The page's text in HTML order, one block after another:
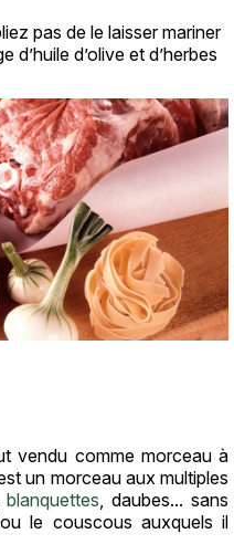
pas de le laisser mariner
d’huile d’olive et d’herbes
vendu comme morceau à
un morceau aux multiples
blanquettes , daubes... sans
le couscous auxquels il